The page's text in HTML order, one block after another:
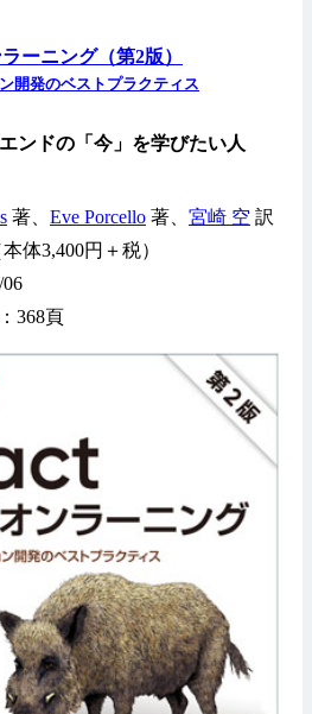
ーニング（第2版）
開発のベストプラクティス
ンドの「今」を学びたい人
著、 Eve Porcello 著、 宮崎 空 訳
体3,400円＋税）
368頁